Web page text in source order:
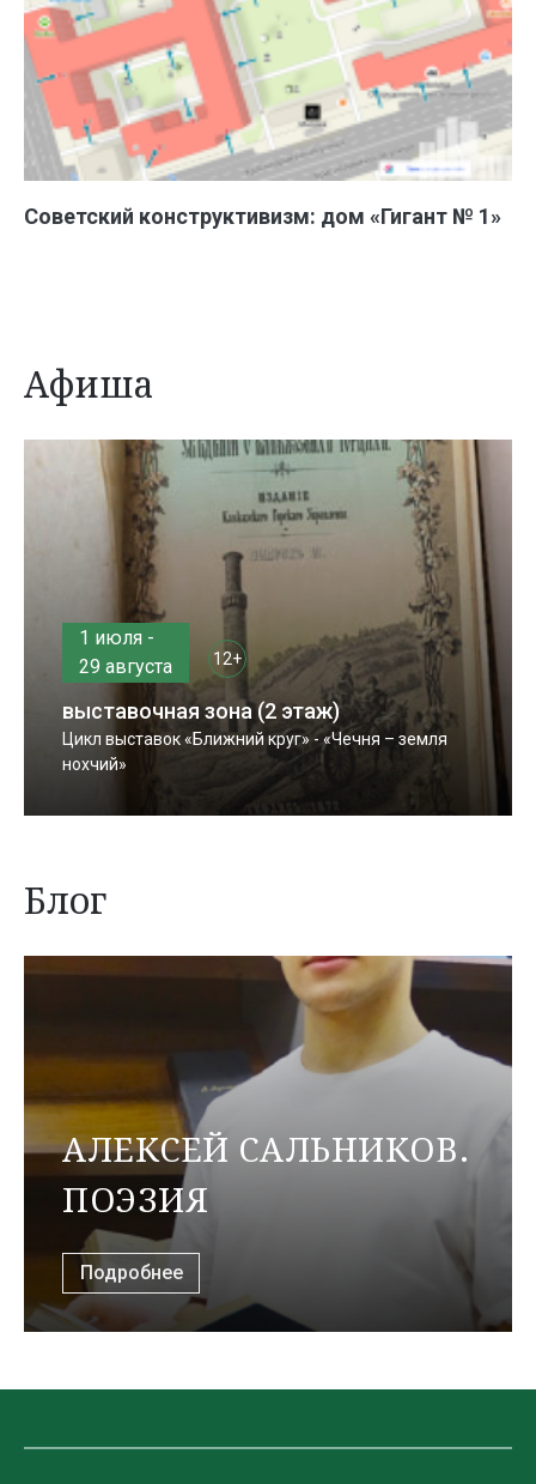
Советский конструктивизм: дом «Гигант № 1»
Афиша
1 июля -
29 августа
12+
выставочная зона (2 этаж)
Цикл выставок «Ближний круг» - «Чечня – земля
нохчий»
Блог
АЛЕКСЕЙ САЛЬНИКОВ.
ПОЭЗИЯ
Подробнее